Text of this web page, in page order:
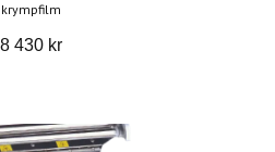
krympfilm
8 430 kr